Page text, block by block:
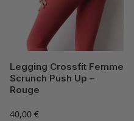
Legging Crossfit Femme
Scrunch Push Up –
Rouge
40,00 €